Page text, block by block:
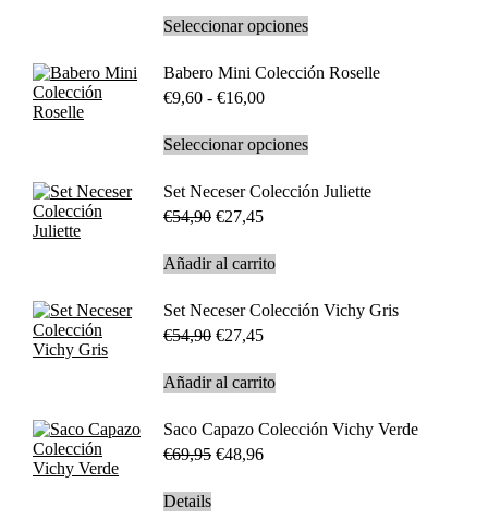
se
elegir
en
de
producto
precios:
desde
hasta
Seleccionar opcionesEste
tiene
múltiples
opciones
pueden
elegir
producto
Babero Mini Colección Roselle
€9,60 - €16,00Rango
precios:
desde
hasta
Seleccionar opcionesEste
tiene
múltiples
pueden
elegir
producto
Set Neceser Colección Juliette
€54,90 El
original
era:
€27,45El
actual
es:
Añadir al carrito
Set Neceser Colección Vichy Gris
€54,90 El
original
era:
€27,45El
actual
es:
Añadir al carrito
Saco Capazo Colección Vichy Verde
€69,95 El
€48,96El
Details